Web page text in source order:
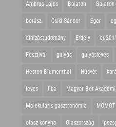
Ambrus Lajos Balaton
borász Csíki Sándor Eger
elhízástudomány Erdély eu2011
Fesztivál gulyás gulyásleves
Heston Blumenthal Húsvét
leves liba Magyar Bor
Molekuláris gasztronómia MOMOT
olasz konyha Olaszország